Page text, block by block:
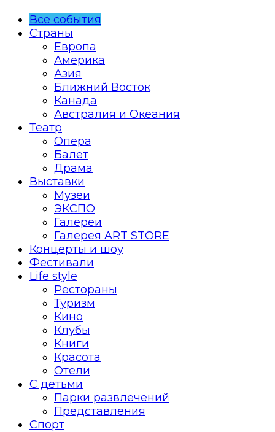
Все события
Страны
Европа
Америка
Азия
Ближний Восток
Канада
Австралия и Океания
Театр
Опера
Балет
Драма
Выставки
Музеи
ЭКСПО
Галереи
Галерея ART STORE
Концерты и шоу
Фестивали
Life style
Рестораны
Туризм
Кино
Клубы
Книги
Красота
Отели
С детьми
Парки развлечений
Представления
Спорт